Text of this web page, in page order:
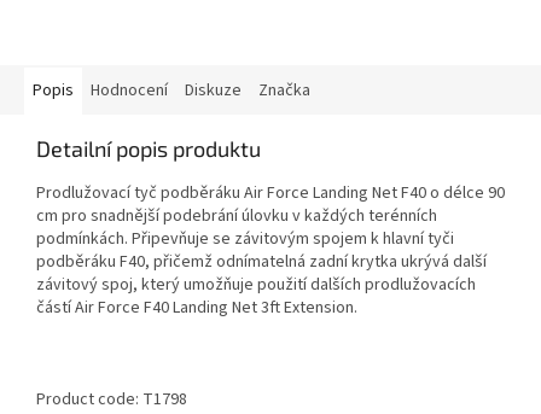
Popis Hodnocení Diskuze Značka
Detailní popis produktu
Prodlužovací tyč podběráku Air Force Landing Net F40 o délce 90
cm pro snadnější podebrání úlovku v každých terénních
podmínkách. Připevňuje se závitovým spojem k hlavní tyči
podběráku F40, přičemž odnímatelná zadní krytka ukrývá další
závitový spoj, který umožňuje použití dalších prodlužovacích
částí Air Force F40 Landing Net 3ft Extension.
Product code: T1798